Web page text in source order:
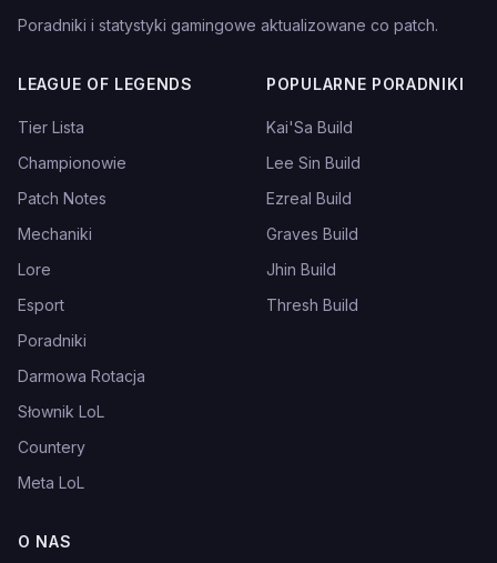
Poradniki i statystyki gamingowe aktualizowane co patch.
LEAGUE OF LEGENDS
Tier Lista
Championowie
Patch Notes
Mechaniki
Lore
Esport
Poradniki
Darmowa Rotacja
Słownik LoL
Countery
Meta LoL
POPULARNE PORADNIKI
Kai'Sa Build
Lee Sin Build
Ezreal Build
Graves Build
Jhin Build
Thresh Build
O NAS